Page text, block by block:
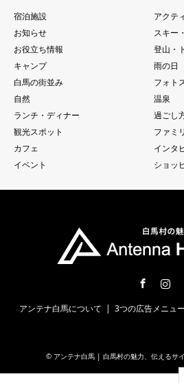
宿泊施設
アクテ
お知らせ
スキー
お役立ち情報
登山・
キャンプ
雨の日
白馬の街並み
フォト
自然
温泉
ランチ・ディナー
過ごし
観光スポット
ファミ
カフェ
インタ
イベント
ショッ
アンテナ白馬について 3つの広告メニュー
© アンテナ白馬 | 白馬村の魅力、伝えるサ